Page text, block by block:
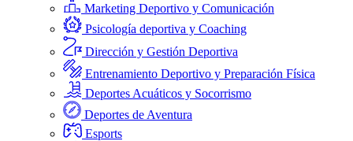
Marketing Deportivo y Comunicación
Psicología deportiva y Coaching
Dirección y Gestión Deportiva
Entrenamiento Deportivo y Preparación Física
Deportes Acuáticos y Socorrismo
Deportes de Aventura
Esports